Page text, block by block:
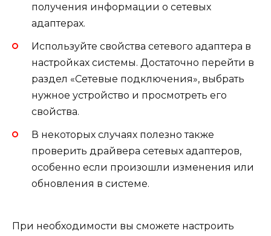
получения информации о сетевых
адаптерах.
Используйте свойства сетевого адаптера в
настройках системы. Достаточно перейти в
раздел «Сетевые подключения», выбрать
нужное устройство и просмотреть его
свойства.
В некоторых случаях полезно также
проверить драйвера сетевых адаптеров,
особенно если произошли изменения или
обновления в системе.
При необходимости вы сможете настроить